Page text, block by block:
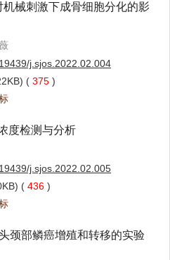
械刺激下成骨细胞分化的影
j.sjos.2022.02.004
( 375 )
度检测与分析
j.sjos.2022.02.005
( 436 )
颈部鳞癌增殖和转移的实验